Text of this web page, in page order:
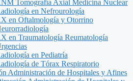
Tomografía Axial Medicina Nuclear
en Nefrourología
en Oftalmología y Otorrino
en Traumatología Reumatología
en Pediatría
de Tórax Respiratorio
Administración de Hospitales y Afines